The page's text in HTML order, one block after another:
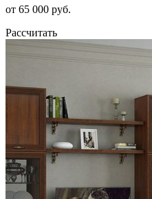
от 65 000 руб.
Рассчитать